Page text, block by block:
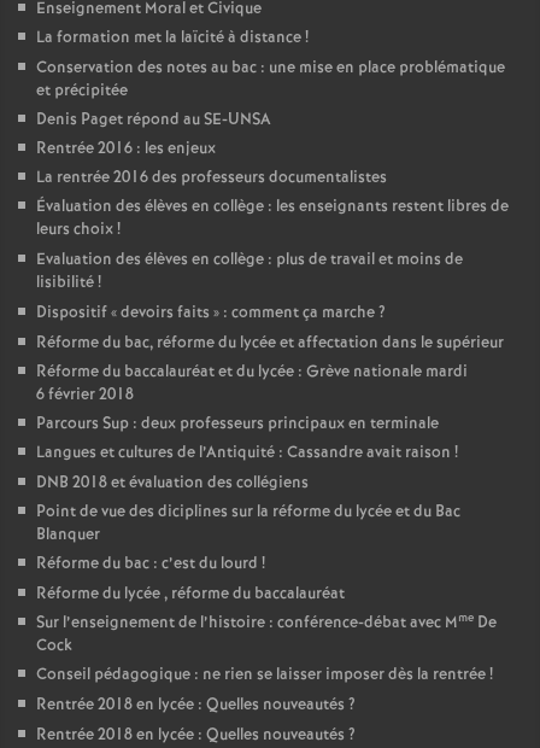
Enseignement Moral et Civique
La formation met la laïcité à distance!
Conservation des notes au bac : une mise en place problématique
et précipitée
Denis Paget répond au SE-UNSA
Rentrée 2016 : les enjeux
La rentrée 2016 des professeurs documentalistes
Évaluation des élèves en collège : les enseignants restent libres de
leurs choix!
Evaluation des élèves en collège : plus de travail et moins de
lisibilité!
Dispositif «devoirs faits » : comment ça marche?
Réforme du bac, réforme du lycée et affectation dans le supérieur
Réforme du baccalauréat et du lycée : Grève nationale mardi
6 février 2018
Parcours Sup : deux professeurs principaux en terminale
Langues et cultures de l’Antiquité : Cassandre avait raison !
DNB 2018 et évaluation des collégiens
Point de vue des diciplines sur la réforme du lycée et du Bac
Blanquer
Réforme du bac : c’est du lourd !
Réforme du lycée , réforme du baccalauréat
Sur l’enseignement de l’histoire : conférence-débat avec Mme De
Cock
Conseil pédagogique : ne rien se laisser imposer dès la rentrée!
Rentrée 2018 en lycée : Quelles nouveautés ?
Rentrée 2018 en lycée : Quelles nouveautés ?